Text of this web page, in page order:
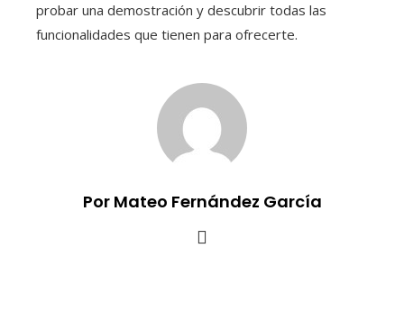
probar una demostración y descubrir todas las
funcionalidades que tienen para ofrecerte.
Por Mateo Fernández García